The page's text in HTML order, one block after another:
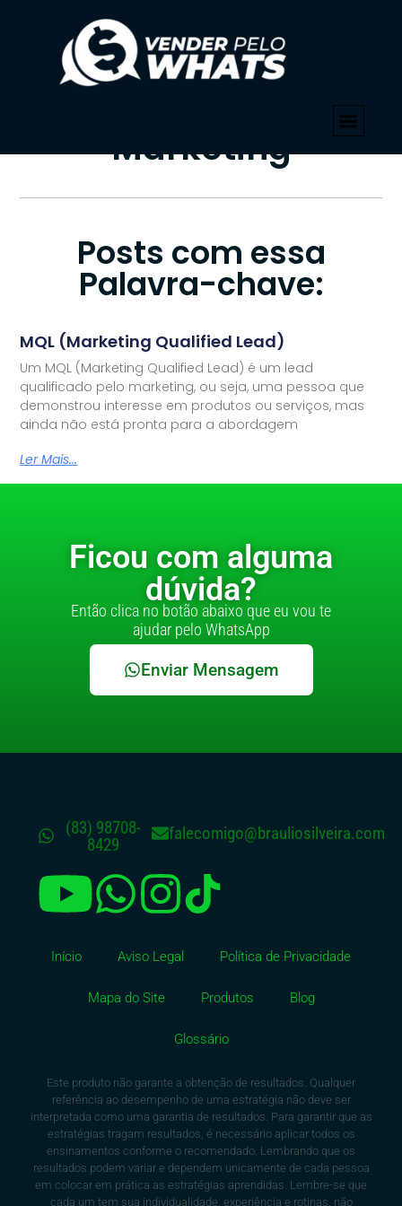
PALAVRA-CHAVE
Início» WhatsApp Para Marketing
Tag: WhatsApp Para
Marketing
Posts com essa
Palavra-chave:
MQL (Marketing Qualified Lead)
Um MQL (Marketing Qualified Lead) é um lead
qualificado pelo marketing, ou seja, uma pessoa que
demonstrou interesse em produtos ou serviços, mas
ainda não está pronta para a abordagem
Ler Mais...
Ficou com alguma
dúvida?
Então clica no botão abaixo que eu vou te
ajudar pelo WhatsApp
Enviar Mensagem
(83) 98708-
8429
falecomigo@brauliosilveira.com
Início Aviso Legal Política de Privacidade
Mapa do Site Produtos Blog
Glossário
Este produto não garante a obtenção de resultados. Qualquer
referência ao desempenho de uma estratégia não deve ser
interpretada como uma garantia de resultados. Para garantir que as
estratégias tragam resultados, é necessário aplicar todos os
ensinamentos conforme o recomendado. Lembrando que os
resultados podem variar e dependem unicamente de cada pessoa
em colocar em prática as estratégias aprendidas. Lembre-se que
cada um tem sua individualidade, experiência e rotinas, não